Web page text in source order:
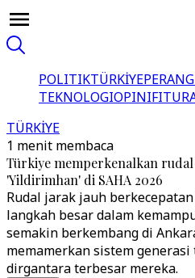
POLITIKTÜRKİYE
TEKNOLOGIOPINIFITUR
TÜRKİYE
1 menit membaca
Türkiye memperkenalkan
'Yildirimhan' di SAHA 2026
Rudal jarak jauh
langkah besar dalam
semakin berkembang di
memamerkan sistem
dirgantara terbesar mereka.